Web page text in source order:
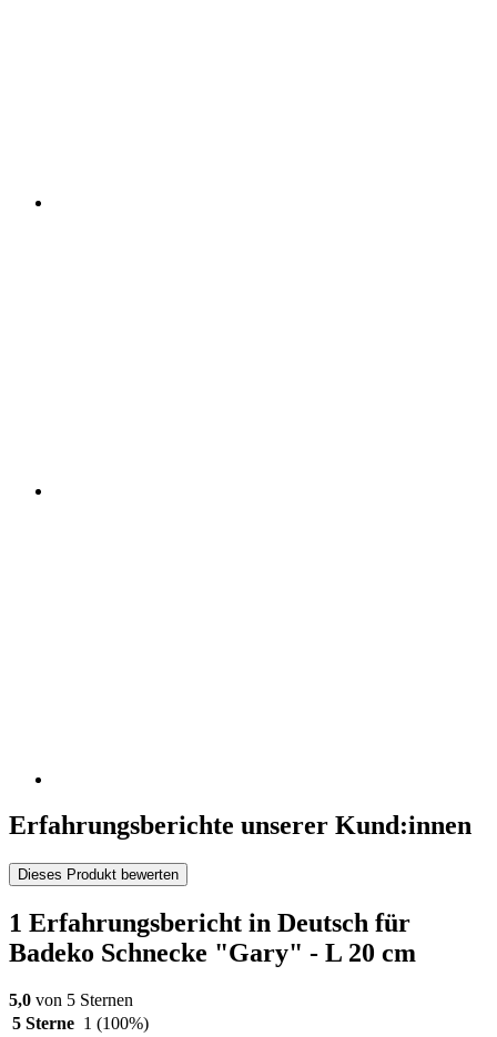
Erfahrungsberichte unserer Kund:innen
Dieses Produkt bewerten
1 Erfahrungsbericht in Deutsch für
Badeko Schnecke "Gary" - L 20 cm
5,0 von 5 Sternen
5 Sterne 1 (100%)